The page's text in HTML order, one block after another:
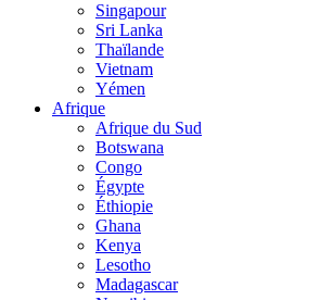
Singapour
Sri Lanka
Thaïlande
Vietnam
Yémen
Afrique
Afrique du Sud
Botswana
Congo
Égypte
Éthiopie
Ghana
Kenya
Lesotho
Madagascar